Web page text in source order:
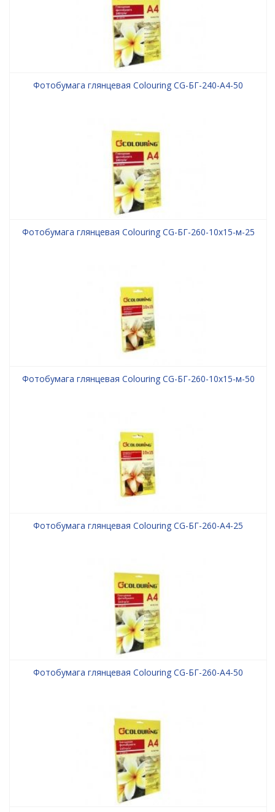
Фотобумага глянцевая Colouring CG-БГ-240-А4-50
Фотобумага глянцевая Colouring CG-БГ-260-10х15-м-25
Фотобумага глянцевая Colouring CG-БГ-260-10х15-м-50
Фотобумага глянцевая Colouring CG-БГ-260-А4-25
Фотобумага глянцевая Colouring CG-БГ-260-А4-50